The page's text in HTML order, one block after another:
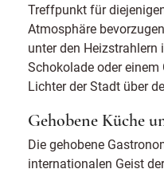
Treffpunkt für
Atmosphäre
unter den Heizstrahlern
Schokolade oder
Lichter der Stadt über
Gehobene Küche
Die gehobene
internationalen Geist